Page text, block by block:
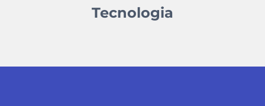
Tecnologia